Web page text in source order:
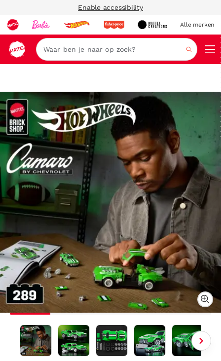
Enable accessibility
Alle merken
Zoeken